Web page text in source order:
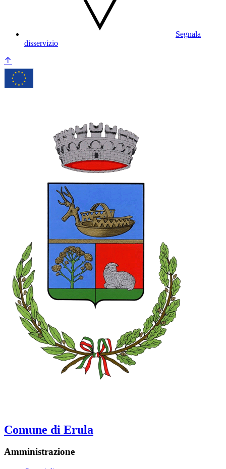
Segnala
disservizio
Comune di Erula
Amministrazione